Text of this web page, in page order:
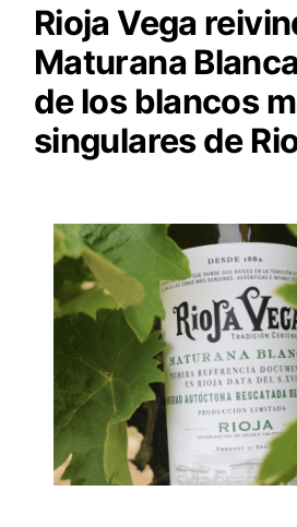
Rioja Vega
Maturana
de los blancos
singulares de